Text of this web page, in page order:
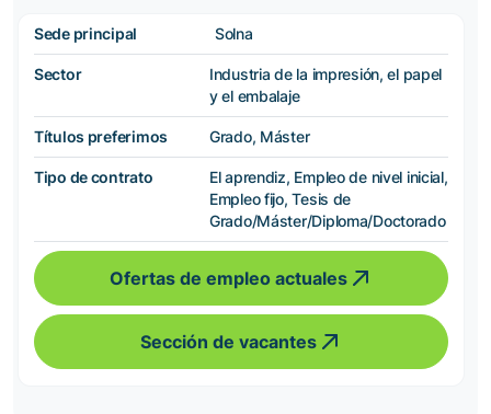
Sede principal Solna
Sector
Industria de la impresión, el papel
y el embalaje
Títulos preferimos Grado, Máster
Tipo de contrato
El aprendiz, Empleo de nivel inicial,
Empleo fijo, Tesis de
Grado/Máster/Diploma/Doctorado
Ofertas de empleo actuales
Sección de vacantes